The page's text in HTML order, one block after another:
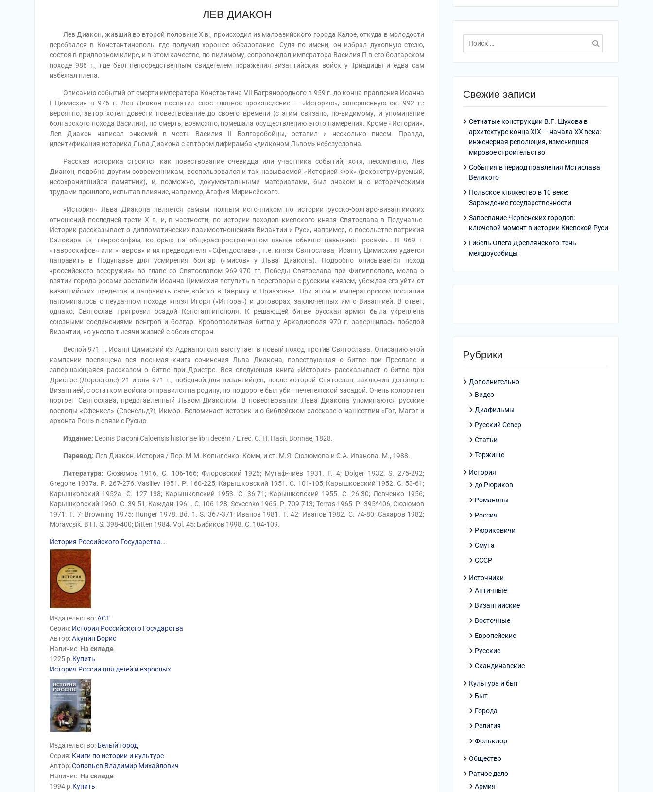
ЛЕВ ДИАКОН
Лев Диакон, живший во второй половине X в., происходил из малоазийского города Калое, откуда в молодости
перебрался в Константинополь, где получил хорошее образование. Судя по имени, он избрал духовную стезю,
состоя в придворном клире, и в этом качестве, по-видимому, сопровождал императора Василия П в его болгарском
походе 986 г., где был непосредственным свидетелем поражения византийских войск у Триадицы и едва сам
избежал плена.
Описанию событий от смерти императора Константина VII Багрянородного в 959 г. до конца правления Иоанна
I Цимисхия в 976 г. Лев Диакон посвятил свое главное произведение — «Историю», завершенную ок. 992 г.:
вероятно, автор хотел довести повествование до своего времени (с этим связано, по-видимому, и упоминание
болгарского похода Василия), но смерть, возможно, помешала осуществлению этого намерения. Кроме «Истории»,
Лев Диакон написал энкомий в честь Василия II Болгаробойцы, оставил и несколько писем. Правда,
идентификация историка Льва Диакона с автором дифирамба «диаконом Львом» небезусловна.
Рассказ историка строится как повествование очевидца или участника событий, хотя, несомненно, Лев
Диакон, подобно другим современникам, воспользовался и так называемой «Историей Фок» (реконструируемый,
несохранившийся памятник), и, возможно, документальными материалами, был знаком и с историческими
трудами прошлого, испытав влияние, например, Агафия Миринейского.
»История» Льва Диакона является самым полным источником по истории русско-болгаро-византийских
отношений последней трети X в. и, в частности, по истории походов киевского князя Святослава в Подунавье.
Историк рассказывает о дипломатических взаимоотношениях Византии и Руси, например, о посольстве патрикия
Калокира «к тавроскифам, которых на общераспространенном языке обычно называют росами». В 969 г.
«тавроскифов» или «тавров» и их предводителя «Сфендослава», т.е. князя Святослава, Иоанну Цимисхию удается
направить в Подунавье для усмирения болгар («мисов» у Льва Диакона). Подробно описывается поход
«российского всеоружия» во главе со Святославом 969-970 гг. Победы Святослава при Филиппополе, молва о
взятии города росами заставили Иоанна Цимисхия вступить в переговоры с русским князем, убеждая его уйти от
византийских пределов и направить свое войско в Таврику и Приазовье. При этом в императорском послании
напоминалось о неудачном походе князя Игоря («Иггора») и договорах, заключенных им с Византией. В ответ,
однако, Святослав пригрозил осадой Константинополя. К решающей битве русская армия была укреплена
союзными соединениями венгров и болгар. Кровопролитная битва у Аркадиополя 970 г. завершилась победой
Византии, но унесла тысячи жизней с обеих сторон.
Весной 971 г. Иоанн Цимисхий из Адрианополя выступает в новый поход против Святослава. Описанию этой
кампании посвящена вся восьмая книга сочинения Льва Диакона, повествующая о битве при Преславе и
завершающаяся рассказом о битве при Дристре. Вся следующая книга «Истории» рассказывает о битве при
Дристре (Доростоле) 21 июля 971 г., победной для византийцев, после которой Святослав, заключив договор с
Византией, с остатком войска отправился на родину, но по дороге был убит печенежской засадой. Очень колоритен
портрет Святослава, представленный Львом Диаконом. В повествовании Льва Диакона упоминаются русские
воеводы «Сфенкел» (Свенельд?), Икмор. Вспоминает историк и о библейском рассказе о нашествии «Гог, Магог и
архонта Рош» в связи с Русью.
Издание: Leonis Diaconi Caloensis historiae libri decern / E rec. С. H. Hasii. Bonnae, 1828.
Перевод: Лев Диакон. История / Пер. М.М. Копыленко. Комм, и ст. М.Я. Сюзюмова и С.А. Иванова. М., 1988.
Литература: Сюзюмов 1916. С. 106-166; Флоровский 1925; Мутаф-чиев 1931. Т. 4; Dolger 1932. S. 275-292;
Gregoire 1937а. Р. 267-276. Vasiliev 1951. Р. 160-225; Карышковский 1951. С. 101-105; Карышковский 1952. С. 53-61;
Карышковский 1952а. С. 127-138; Карышковский 1953. С. 36-71; Карышковский 1955. С. 26-30; Левченко 1956;
Карышковский 1960. С. 39-51; Каждан 1961. С. 106-128; Sevcenko 1965. Р. 709-713; Terras 1965. Р. 395^406; Сюзюмов
1971. Т. 7; Browning 1975: Hunger 1978. Bd. 1. S. 367-371; Иванов 1981. Т. 42; Иванов 1982. С. 74-80; Сахаров 1982;
Moravcsik. ВТ I. S. 398-400; Ditten 1984. Vol. 45: Бибиков 1998. С. 104-109.
История Российского Государства….
Издательство:АСТ
Серия: История Российского Государства
Автор:Акунин Борис
Наличие: На складе
1225 р.Купить
История России для детей и взрослых
Издательство: Белый город
Серия: Книги по истории и культуре
Автор:Соловьев Владимир Михайлович
Наличие: На складе
1994 р.Купить
Поиск
по:
Свежие записи
Сетчатые конструкции В.Г. Шухова в
архитектуре конца XIX — начала XX века:
инженерная революция, изменившая
мировое строительство
События в период правления Мстислава
Великого
Польское княжество в 10 веке:
Зарождение государственности
Завоевание Червенских городов:
ключевой момент в истории Киевской Руси
Гибель Олега Древлянского: тень
междоусобицы
Рубрики
Дополнительно
Видео
Диафильмы
Русский Север
Статьи
Торжище
История
до Рюриков
Романовы
Россия
Рюриковичи
Смута
СССР
Источники
Античные
Византийские
Восточные
Европейские
Русские
Скандинавские
Культура и быт
Быт
Города
Религия
Фольклор
Общество
Ратное дело
Армия